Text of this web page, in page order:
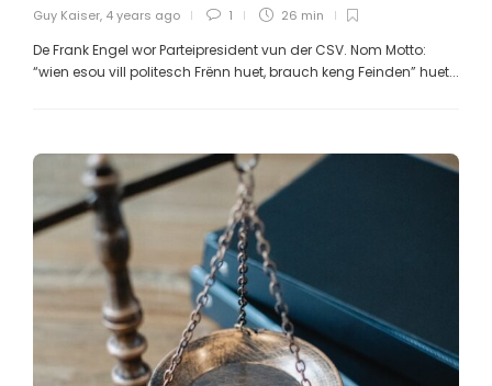
Guy Kaiser, 4 years ago 1 26 min
De Frank Engel wor Parteipresident vun der CSV. Nom Motto:
“wien esou vill politesch Frënn huet, brauch keng Feinden” huet...